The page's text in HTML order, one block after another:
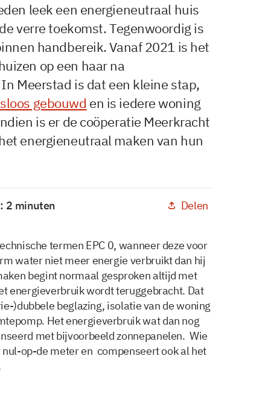
leek een energieneutraal huis
verre toekomst. Tegenwoordig is
handbereik. Vanaf 2021 is het
op een haar na
Meerstad is dat een kleine stap,
gebouwd en is iedere woning
is er de coöperatie Meerkracht
energieneutraal maken van hun
2 minuten Delen
termen EPC 0, wanneer deze voor
water niet meer energie verbruikt dan hij
begint normaal gesproken altijd met
energieverbruik wordt teruggebracht. Dat
)dubbele beglazing, isolatie van de woning
Het energieverbruik wat dan nog
met bijvoorbeeld zonnepanelen. Wie
op-de meter en compenseert ook al het